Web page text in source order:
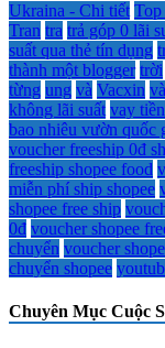
Ukraina - Chi tiết Top
Tran tra trả góp 0 lãi
suất qua thẻ tín dụng
thành một blogger trời
từng ung và Vacxin
không lãi suất vay
bao nhiêu vườn quốc
voucher freeship 0đ
freeship shopee food
miễn phí ship shopee
shopee free ship
0đ voucher shopee
chuyển voucher
chuyển shopee
Chuyên Mục Cuộc